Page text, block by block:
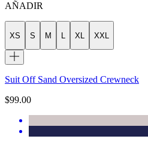
AÑADIR
XS S M L XL XXL
Suit Off Sand Oversized Crewneck
$99.00